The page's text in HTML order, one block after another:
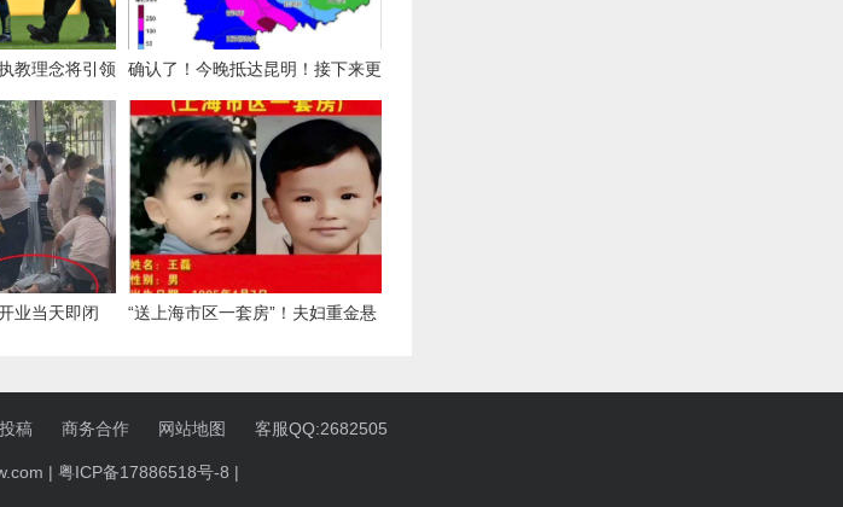
教理念将引领
确认了！今晚抵达昆明！接下来更
猛，这期间暂停外出
业当天即闭
另有人中暑
“送上海市区一套房”！夫妇重金悬
减刑出狱，儿子仍下落不明！年年
都为儿子备份礼物
稿 商务合作 网站地图 客服QQ:2682505
| 粤ICP备17886518号-8 |